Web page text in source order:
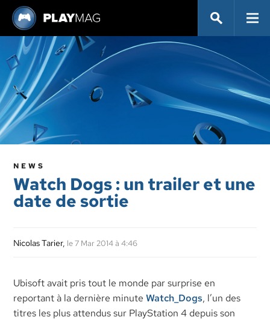
NEWS
Watch Dogs : un trailer et une
date de sortie
Nicolas Tarier, le 7 Mar 2014 à 4:46
Ubisoft avait pris tout le monde par surprise en
reportant à la dernière minuteWatch_Dogs, l’un des
titres les plus attendus sur PlayStation 4 depuis son